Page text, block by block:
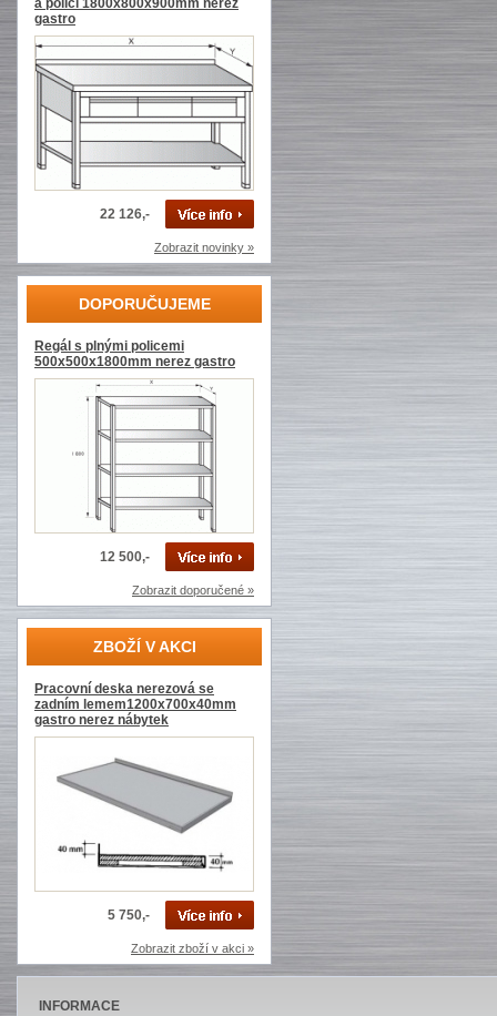
a policí 1800x800x900mm nerez
gastro
22 126,-
Zobrazit novinky »
DOPORUČUJEME
Regál s plnými policemi
500x500x1800mm nerez gastro
12 500,-
Zobrazit doporučené »
ZBOŽÍ V AKCI
Pracovní deska nerezová se
zadním lemem1200x700x40mm
gastro nerez nábytek
5 750,-
Zobrazit zboží v akci »
INFORMACE